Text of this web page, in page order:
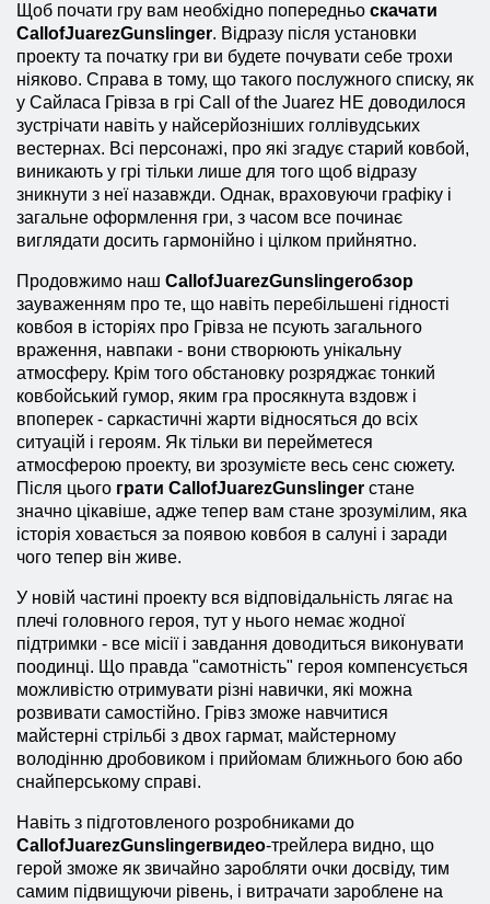
Щоб почати гру вам необхідно попередньо скачати
Call ofJuarezGunslinger. Відразу після установки
проекту та початку гри ви будете почувати себе трохи
ніяково. Справа в тому, що такого послужного списку, як
у Сайласа Грівза в грі Call ofthe Juarez НЕ доводилося
зустрічати навіть у найсерйозніших голлівудських
вестернах. Всі персонажі, про які згадує старий ковбой,
виникають у грі тільки лише для того щоб відразу
зникнути з неї назавжди. Однак, враховуючи графіку і
загальне оформлення гри, з часом все починає
виглядати досить гармонійно і цілком прийнятно.
Продовжимо наш Call ofJuarezGunslingerобзор
зауваженням про те, що навіть перебільшені гідності
ковбоя в історіях про Грівза не псують загального
враження, навпаки - вони створюють унікальну
атмосферу. Крім того обстановку розряджає тонкий
ковбойський гумор, яким гра просякнута вздовж і
впоперек - саркастичні жарти відносяться до всіх
ситуацій і героям. Як тільки ви перейметеся
атмосферою проекту, ви зрозумієте весь сенс сюжету.
Після цього грати Call ofJuarezGunslinger стане
значно цікавіше, адже тепер вам стане зрозумілим, яка
історія ховається за появою ковбоя в салуні і заради
чого тепер він живе.
У новій частині проекту вся відповідальність лягає на
плечі головного героя, тут у нього немає жодної
підтримки - все місії і завдання доводиться виконувати
поодинці. Що правда "самотність" героя компенсується
можливістю отримувати різні навички, які можна
розвивати самостійно. Грівз зможе навчитися
майстерні стрільбі з двох гармат, майстерному
володінню дробовиком і прийомам ближнього бою або
снайперському справі.
Навіть з підготовленого розробниками до
Call ofJuarezGunslingerвидео-трейлера видно, що
герой зможе як звичайно заробляти очки досвіду, тим
самим підвищуючи рівень, і витрачати зароблене на